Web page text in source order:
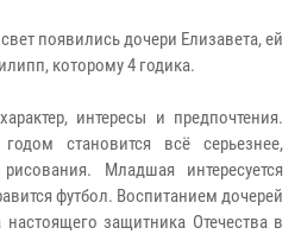
появились дочери Елизавета, ей
которому 4 годика.
интересы и предпочтения.
становится всё серьезнее,
Младшая интересуется
футбол. Воспитанием дочерей
защитника Отечества в